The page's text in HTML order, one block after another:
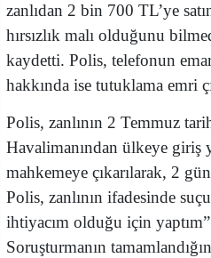
zanlıdan 2 bin 700 TL’ye
hırsızlık malı olduğunu
kaydetti. Polis, telefonun
hakkında ise tutuklama emri
Polis, zanlının 2 Temmuz
Havalimanından ülkeye giriş
mahkemeye çıkarılarak, 2
Polis, zanlının ifadesinde
ihtiyacım olduğu için
Soruşturmanın